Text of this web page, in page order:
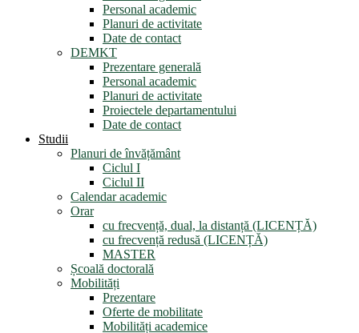
Personal academic
Planuri de activitate
Date de contact
DEMKT
Prezentare generală
Personal academic
Planuri de activitate
Proiectele departamentului
Date de contact
Studii
Planuri de învățământ
Ciclul I
Ciclul II
Calendar academic
Orar
cu frecvență, dual, la distanță (LICENȚĂ)
cu frecvență redusă (LICENȚĂ)
MASTER
Școală doctorală
Mobilități
Prezentare
Oferte de mobilitate
Mobilități academice